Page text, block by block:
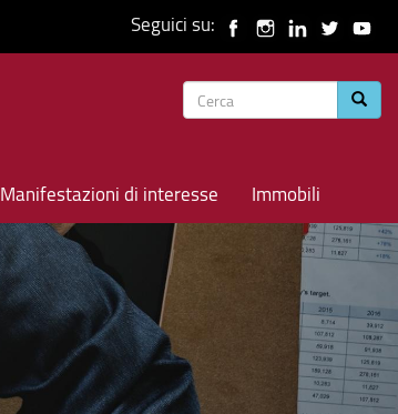
Seguici su:
Form
ricerca
Manifestazioni di interesse Immobili